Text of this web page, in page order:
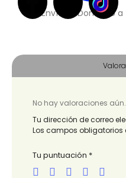
Envíos a Domicilio
No hay valoraciones aún.
Tu dirección de correo
Los campos
Tu puntuación *